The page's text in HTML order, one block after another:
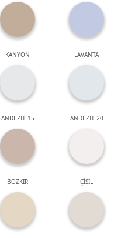
KANYON LAVANTA
ANDEZİT 15 ANDEZİT 20
BOZKIR ÇİSİL